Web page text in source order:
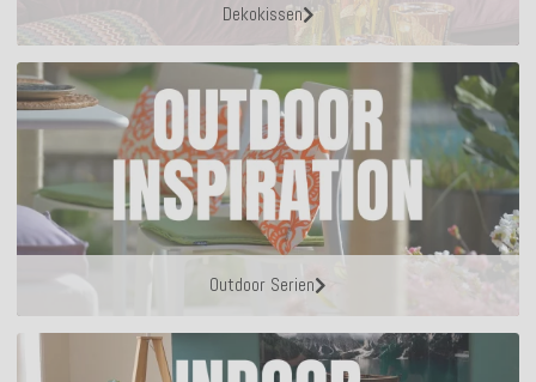
Dekokissen
Outdoor Serien